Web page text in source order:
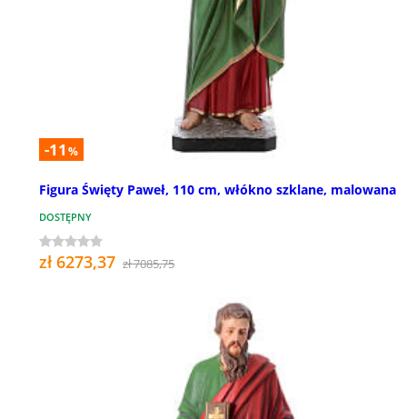
-11 %
Figura Święty Paweł, 110 cm, włókno szklane, malowana
DOSTĘPNY
zł 6273,37 zł 7085,75